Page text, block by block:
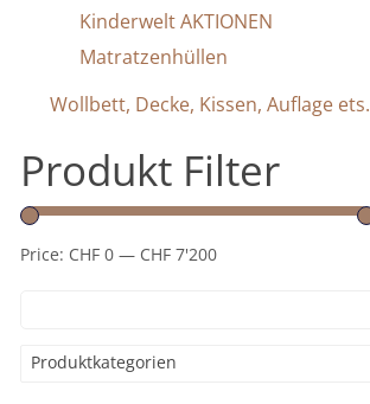
Kinderwelt AKTIONEN
Matratzenhüllen
Wollbett, Decke, Kissen, Auflage ets.
Produkt Filter
Price: CHF 0 — CHF 7'200
Produktkategorien